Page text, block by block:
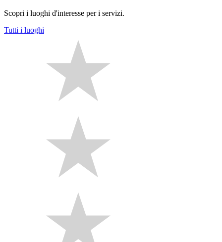
Scopri i luoghi d'interesse per i servizi.
Tutti i luoghi